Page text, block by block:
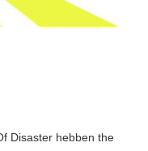
Disaster hebben the